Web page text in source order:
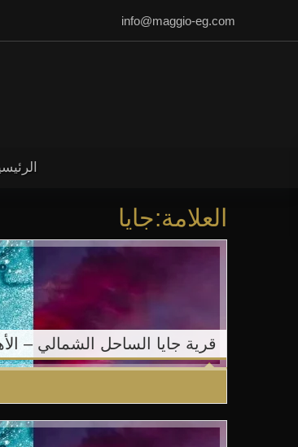
info@maggio-eg.com
العلامة:جايا
قرية جايا الساحل الشمالي –